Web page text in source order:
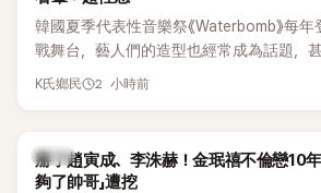
韓國夏季代表性音樂祭《Waterbomb》每
戰舞台，藝人們的造型也經常成為話題，
「Waterbomb女神」、「Waterbomb男神」。
K氏鄉民 2 小時前
韓星
掰了趙寅成、李洙赫！金珉禧不倫戀10
夠了帥哥」遭挖